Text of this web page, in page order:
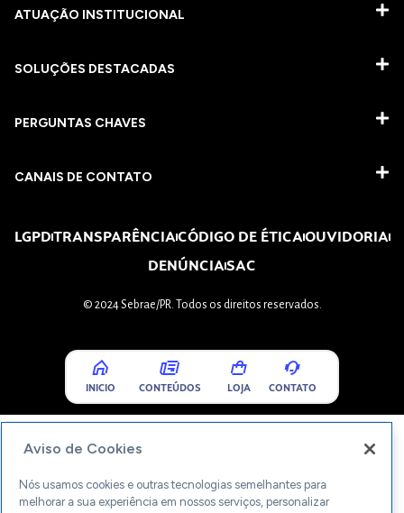
ATUAÇÃO INSTITUCIONAL
SOLUÇÕES DESTACADAS
PERGUNTAS CHAVES​
CANAIS DE CONTATO
LGPDTRANSPARÊNCIACÓDIGO DE ÉTICAOUVIDORIA
DENÚNCIASAC
© 2024 Sebrae/PR. Todos os direitos reservados.
INICIO CONTEÚDOS LOJA CONTATO
Aviso de Cookies
Nós usamos cookies e outras tecnologias semelhantes para
melhorar a sua experiência em nossos serviços, personalizar